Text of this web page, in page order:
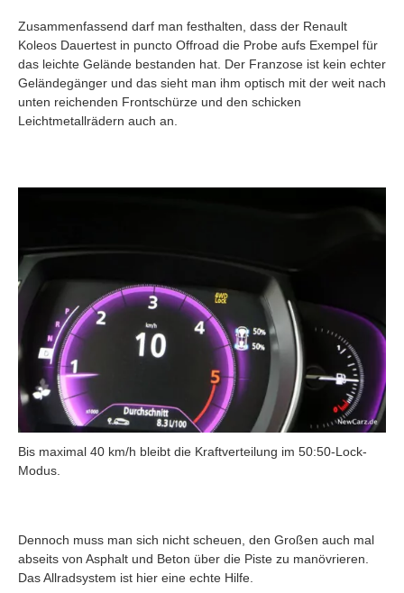
Zusammenfassend darf man festhalten, dass der Renault
Koleos Dauertest in puncto Offroad die Probe aufs Exempel für
das leichte Gelände bestanden hat. Der Franzose ist kein echter
Geländegänger und das sieht man ihm optisch mit der weit nach
unten reichenden Frontschürze und den schicken
Leichtmetallrädern auch an.
Bis maximal 40 km/h bleibt die Kraftverteilung im 50:50-Lock-
Modus.
Dennoch muss man sich nicht scheuen, den Großen auch mal
abseits von Asphalt und Beton über die Piste zu manövrieren.
Das Allradsystem ist hier eine echte Hilfe.